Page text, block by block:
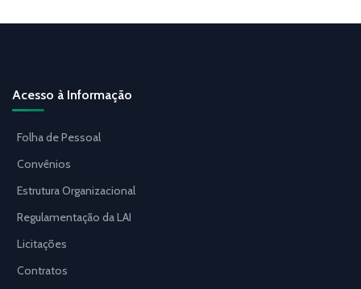
Acesso à Informação
Folha de Pessoal
Convênios
Estrutura Organizacional
Regulamentação da LAI
Licitações
Contratos